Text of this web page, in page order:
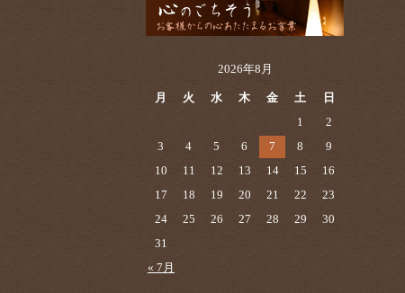
2026年8月
月 火 水 木 金 土 日
« 7月
1
2
3
4 5 6 7 8
9
10
11 12 13 14 15
16
17
18 19 20 21 22
23
24
25 26 27 28 29
30
31